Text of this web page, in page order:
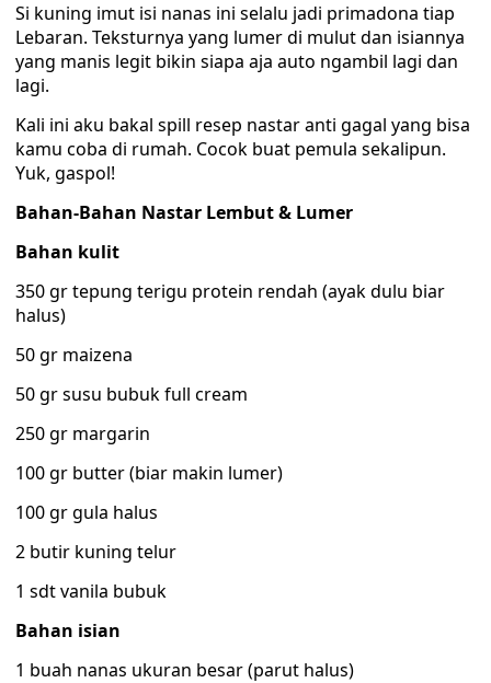
Si kuning imut isi nanas ini selalu jadi primadona tiap
Lebaran. Teksturnya yang lumer di mulut dan isiannya
yang manis legit bikin siapa aja auto ngambil lagi dan
lagi.
Kali ini aku bakal spill resep nastar anti gagal yang bisa
kamu coba di rumah. Cocok buat pemula sekalipun.
Yuk, gaspol!
Bahan-Bahan Nastar Lembut & Lumer
Bahan kulit
350 gr tepung terigu protein rendah (ayak dulu biar
halus)
50 gr maizena
50 gr susu bubuk full cream
250 gr margarin
100 gr butter (biar makin lumer)
100 gr gula halus
2 butir kuning telur
1 sdt vanila bubuk
Bahan isian
1 buah nanas ukuran besar (parut halus)